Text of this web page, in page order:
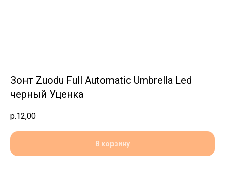
Зонт Zuodu Full Automatic Umbrella Led
черный Уценка
р.12,00
В корзину